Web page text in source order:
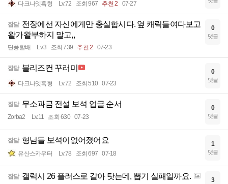
다크나잇흑형 Lv.72 조회 967 추천 2 07-27
잡담 전장에선 자신에게만 충실합시다. 옆 캐릭들여다보고
왈가왈부하지 말고,,
단풍할배 Lv.3 조회 739 추천 2 07-23
0
댓글
잡담 블리즈컨 꾸러미
다크나잇흑형 Lv.72 조회 510 07-23
0
댓글
질답 무소과금 전설 보석 업글 순서
Zorba2 Lv.11 조회 630 07-23
0
댓글
잡담 형님들 보석이없어졌어요
유산스카우터 Lv.78 조회 697 07-18
1
댓글
잡담 갤럭시 26 플러스로 갈아 탓는데, 뽑기 실패일까요. 3